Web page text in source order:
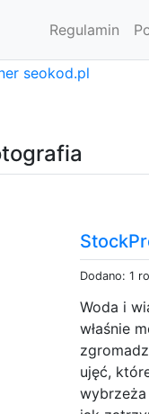
Regulamin
Dodano: 1
Woda i
właśnie
ujęć,